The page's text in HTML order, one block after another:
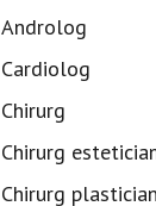
Androlog
Cardiolog
Chirurg
Chirurg
Chirurg plastician